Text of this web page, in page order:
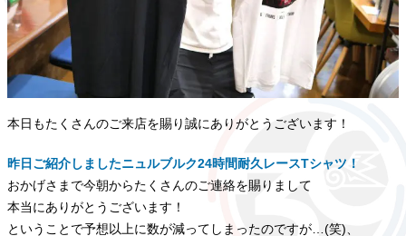
本日もたくさんのご来店を賜り誠にありがとうございます！
昨日ご紹介しましたニュルブルク24時間耐久レースTシャツ！
おかげさまで今朝からたくさんのご連絡を賜りまして
本当にありがとうございます！
ということで予想以上に数が減ってしまったのですが…(笑)、